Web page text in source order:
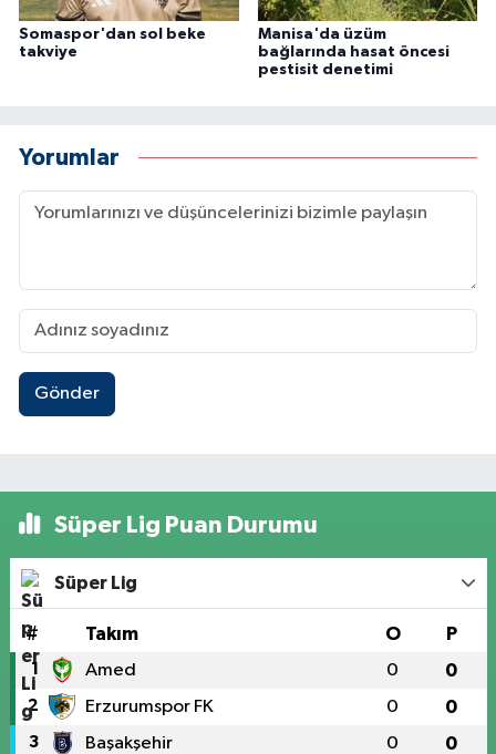
Somaspor'dan sol beke
takviye
Manisa'da üzüm
bağlarında hasat öncesi
pestisit denetimi
Yorumlar
Gönder
Süper Lig Puan Durumu
Süper Lig
# Takım O P
1 Amed 0 0
2 Erzurumspor FK 0 0
3 Başakşehir 0 0